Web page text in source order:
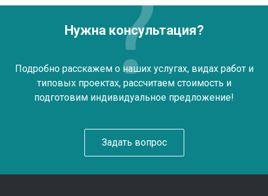
Нужна консультация?
Подробно расскажем о наших услугах, видах работ и
типовых проектах, рассчитаем стоимость и
подготовим индивидуальное предложение!
Задать вопрос